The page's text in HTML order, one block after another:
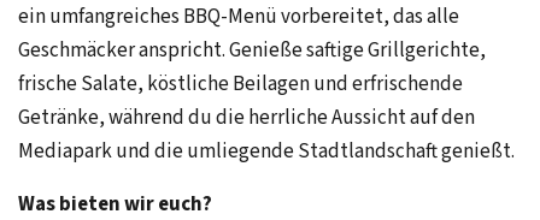
ein umfangreiches BBQ-Menü vorbereitet, das alle
Geschmäcker anspricht. Genieße saftige Grillgerichte,
frische Salate, köstliche Beilagen und erfrischende
Getränke, während du die herrliche Aussicht auf den
Mediapark und die umliegende Stadtlandschaft genießt.
Was bieten wir euch?